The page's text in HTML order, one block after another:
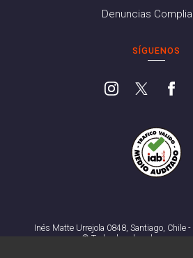
Denuncias
SÍGUENOS
Inés Matte Urrejola 0848, Santiago, Chile
© Todos los derechos